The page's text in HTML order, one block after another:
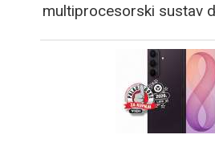
multiprocesorski sustav